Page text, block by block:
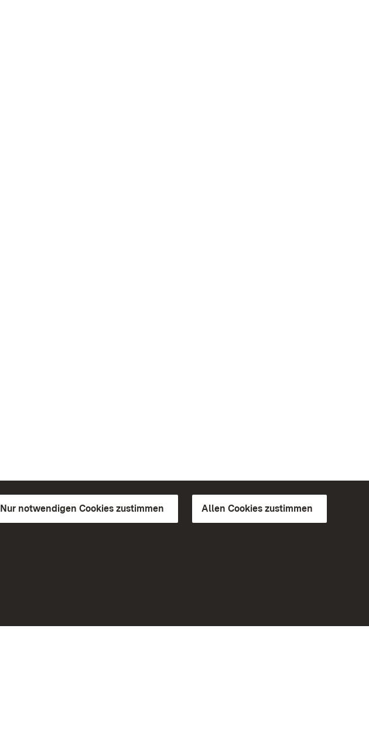
Nur notwendigen Cookies zustimmen Allen Cookies zustimmen